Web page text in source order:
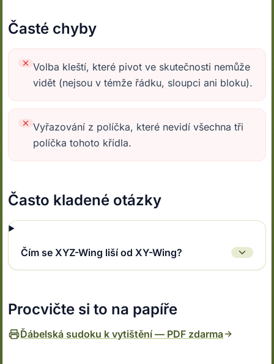
Časté chyby
Volba kleští, které pivot ve skutečnosti nemůže
vidět (nejsou v témže řádku, sloupci ani bloku).
Vyřazování z políčka, které nevidí všechna tři
políčka tohoto křídla.
Často kladené otázky
Čím se XYZ-Wing liší od XY-Wing?
Procvičte si to na papíře
Ďábelská sudoku k vytištění — PDF zdarma